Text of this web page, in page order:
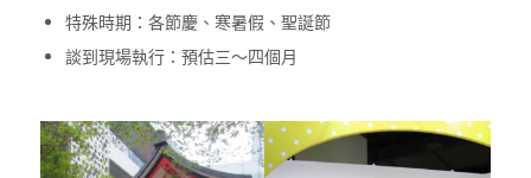
特殊時期：各節慶、寒暑假、聖誕節
談到現場執行：預估三～四個月